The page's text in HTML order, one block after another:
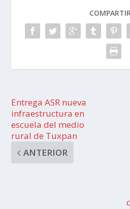
Entrega ASR nueva
infraestructura en
escuela del medio
rural de Tuxpan
ANTERIOR